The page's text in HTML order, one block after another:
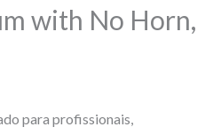
with No Horn,
para profissionais,